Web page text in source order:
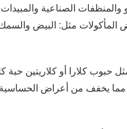
والمنظفات الصناعية
المأكولات مثل: البيض والسمك
حبوب كلارا أو كلاريتين حبة
مما يخفف من أعراض